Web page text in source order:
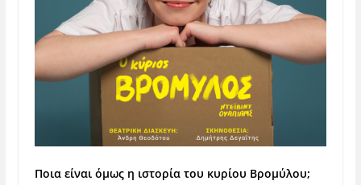
Ποια είναι όμως η ιστορία του κυρίου Βρομύλου;